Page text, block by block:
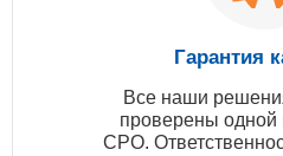
Гарантия
Все наши
проверены одной
СРО.